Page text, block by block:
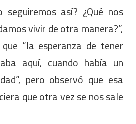
seguiremos así? ¿Qué nos
vivir de otra manera?”,
“la esperanza de tener
aquí, cuando había un
pero observó que esa
que otra vez se nos sale